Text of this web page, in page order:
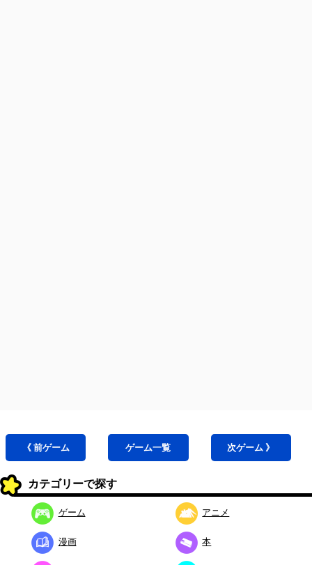
《 前ゲーム ゲーム一覧 次ゲーム 》
カテゴリーで探す
ゲーム アニメ
漫画 本